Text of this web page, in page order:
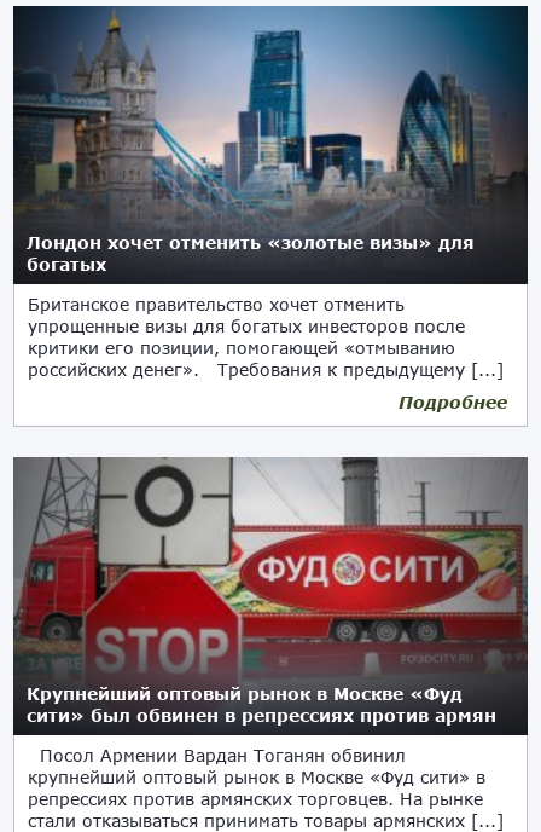
Лондон хочет отменить «золотые визы» для
богатых
Британское правительство хочет отменить
упрощенные визы для богатых инвесторов после
критики его позиции, помогающей «отмыванию
российских денег». Требования к предыдущему [...]
Подробнее
Крупнейший оптовый рынок в Москве «Фуд
сити» был обвинен в репрессиях против армян
Посол Армении Вардан Тоганян обвинил
крупнейший оптовый рынок в Москве «Фуд сити» в
репрессиях против армянских торговцев. На рынке
стали отказываться принимать товары армянских [...]